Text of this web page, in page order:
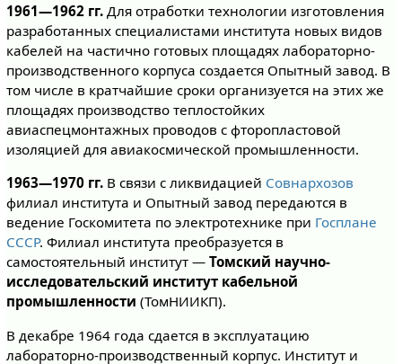
1961—1962 гг.Для отработки технологии изготовления
разработанных специалистами института новых видов
кабелей на частично готовых площадях лабораторно-
производственного корпуса создается Опытный завод. В
том числе в кратчайшие сроки организуется на этих же
площадях производство теплостойких
авиаспецмонтажных проводов с фторопластовой
изоляцией для авиакосмической промышленности.
1963—1970 гг.В связи с ликвидацией Совнархозов
филиал института и Опытный завод передаются в
ведение Госкомитета по электротехнике при Госплане
СССР. Филиал института преобразуется в
самостоятельный институт — Томский научно-
исследовательский институт кабельной
промышленности (ТомНИИКП).
В декабре 1964 года сдается в эксплуатацию
лабораторно-производственный корпус. Институт и